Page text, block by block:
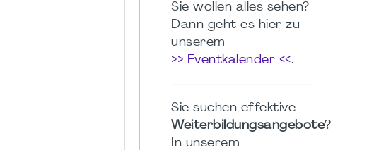
Sie wollen alles sehen?
Dann geht es hier zu
unserem
>> Eventkalender <<.
Sie suchen effektive
Weiterbildungsangebote?
In unserem